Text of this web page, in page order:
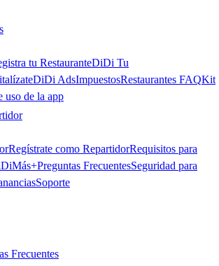
tu RestauranteDiDi Tu
DiDi AdsImpuestosRestaurantes FAQKit
uso de la app
Regístrate como RepartidorRequisitos para
Preguntas FrecuentesSeguridad para
Soporte
Frecuentes